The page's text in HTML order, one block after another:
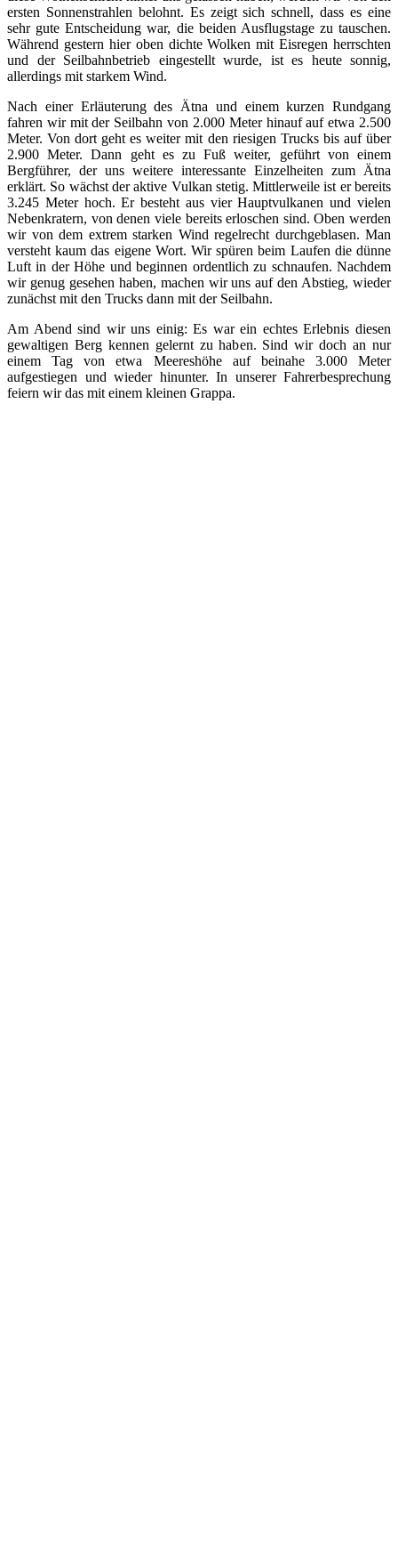
ersten Sonnenstrahlen belohnt. Es zeigt sich schnell, dass es eine
sehr gute Entscheidung war, die beiden Ausflugstage zu tauschen.
Während gestern hier oben dichte Wolken mit Eisregen herrschten
und der Seilbahnbetrieb eingestellt wurde, ist es heute sonnig,
allerdings mit starkem Wind.
Nach einer Erläuterung des Ätna und einem kurzen Rundgang
fahren wir mit der Seilbahn von 2.000 Meter hinauf auf etwa 2.500
Meter. Von dort geht es weiter mit den riesigen Trucks bis auf über
2.900 Meter. Dann geht es zu Fuß weiter, geführt von einem
Bergführer, der uns weitere interessante Einzelheiten zum Ätna
erklärt. So wächst der aktive Vulkan stetig. Mittlerweile ist er bereits
3.245 Meter hoch. Er besteht aus vier Hauptvulkanen und vielen
Nebenkratern, von denen viele bereits erloschen sind. Oben werden
wir von dem extrem starken Wind regelrecht durchgeblasen. Man
versteht kaum das eigene Wort. Wir spüren beim Laufen die dünne
Luft in der Höhe und beginnen ordentlich zu schnaufen. Nachdem
wir genug gesehen haben, machen wir uns auf den Abstieg, wieder
zunächst mit den Trucks dann mit der Seilbahn.
Am Abend sind wir uns einig: Es war ein echtes Erlebnis diesen
gewaltigen Berg kennen gelernt zu haben. Sind wir doch an nur
einem Tag von etwa Meereshöhe auf beinahe 3.000 Meter
aufgestiegen und wieder hinunter. In unserer Fahrerbesprechung
feiern wir das mit einem kleinen Grappa.